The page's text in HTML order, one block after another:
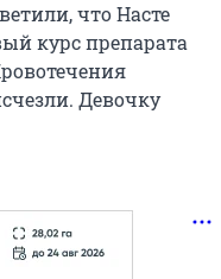
что Насте
курс препарата
Девочку